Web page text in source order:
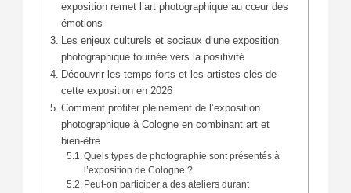
exposition remet l’art photographique au cœur des
émotions
Les enjeux culturels et sociaux d’une exposition
photographique tournée vers la positivité
Découvrir les temps forts et les artistes clés de
cette exposition en 2026
Comment profiter pleinement de l’exposition
photographique à Cologne en combinant art et
bien-être
Quels types de photographie sont présentés à
l’exposition de Cologne ?
Peut-on participer à des ateliers durant